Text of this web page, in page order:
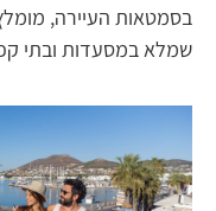
בסמטאות העיירה,
שמלא במסעדות ובתי